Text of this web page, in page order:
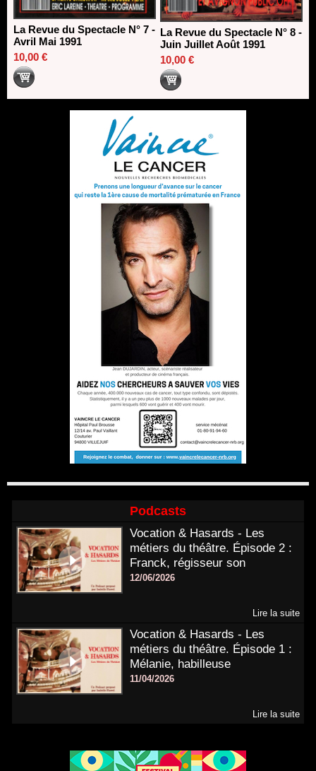
La Revue du Spectacle N° 7 -
Avril Mai 1991
10,00 €
La Revue du Spectacle N° 8 -
Juin Juillet Août 1991
10,00 €
Podcasts
Vocation & Hasards - Les
métiers du théâtre. Épisode 2 :
Franck, régisseur son
12/06/2026
Lire la suite
Vocation & Hasards - Les
métiers du théâtre. Épisode 1 :
Mélanie, habilleuse
11/04/2026
Lire la suite